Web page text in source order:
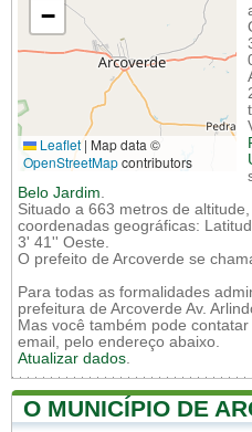
−
Leaflet | Map data ©
OpenStreetMapcontributors
Belo Jardim.
Situado a 663 metros de
coordenadas geográficas:
3' 41'' Oeste.
O prefeito de Arcoverde se
Para todas as formalidades
prefeitura de Arcoverde Av.
Mas você também pode
email, pelo endereço abaixo.
Atualizar dados.
O MUNICÍPIO DE